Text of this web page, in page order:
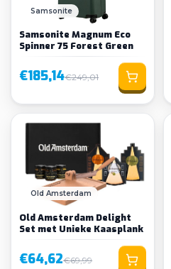
Samsonite
Samsonite Magnum Eco
Spinner 75 Forest Green
€185,14€249,01
Old Amsterdam
Old Amsterdam Delight
Set met Unieke Kaasplank
€64,62€69,99